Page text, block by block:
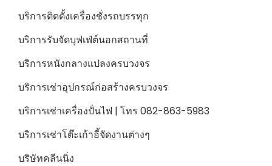
บริการติดตั้งเครื่องชั่งรถบรรทุก
บริการรับจัดบุฟเฟ่ต์นอกสถานที่
บริการหนังกลางแปลงครบวงจร
บริการเช่าอุปกรณ์ก่อสร้างครบวงจร
บริการเช่าเครื่องปั่นไฟ | โทร 082-863-5983
บริการเช่าโต๊ะเก้าอี้จัดงานต่างๆ
บริษัทคลีนนิ่ง